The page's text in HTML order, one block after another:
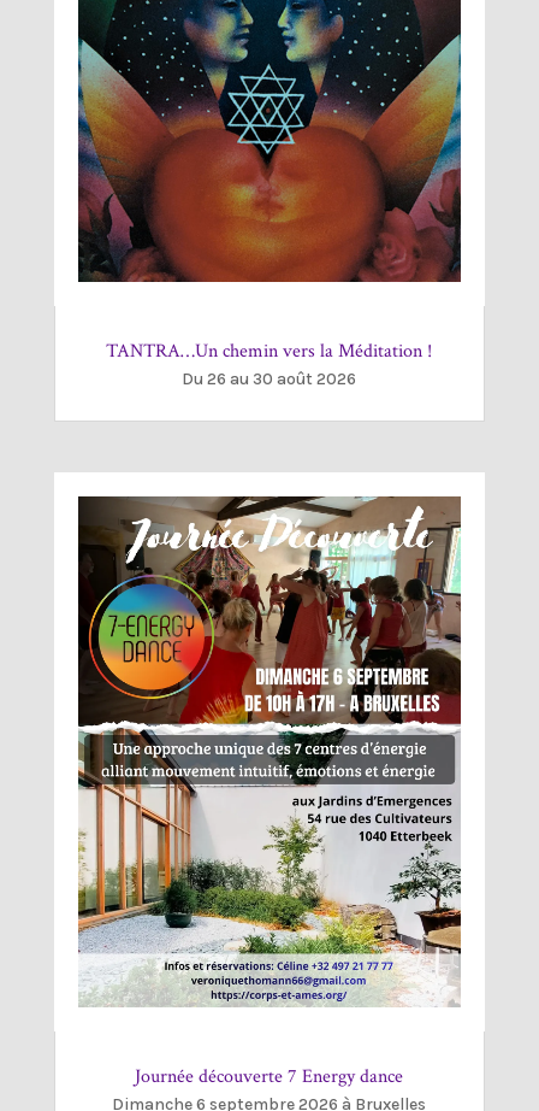
TANTRA…Un chemin vers la Méditation !
Du 26 au 30 août 2026
Journée découverte 7 Energy dance
Dimanche 6 septembre 2026 à Bruxelles